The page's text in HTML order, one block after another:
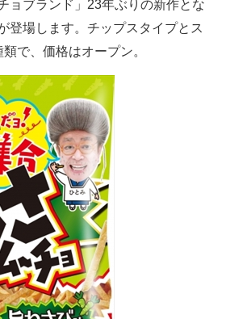
ンド
の未来
べる
ント
ニティ
かる
ョブランド」23年ぶりの新作とな
登場します。チップスタイプとス
で、価格はオープン。